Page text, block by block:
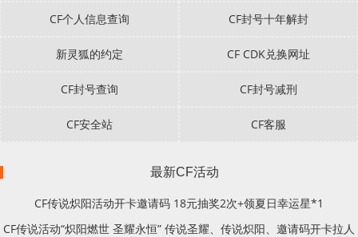
CF个人信息查询 CF封号十年解封
新灵狐的约定 CF CDK兑换网址
CF封号查询 CF封号减刑
CF安全站 CF客服
最新CF活动
CF传说炽阳活动开卡邀请码 18元抽奖2次+领夏日幸运星*1
CF传说活动“炽阳燃世 圣耀永恒” 传说圣耀、传说炽阳、邀请码开卡拉人